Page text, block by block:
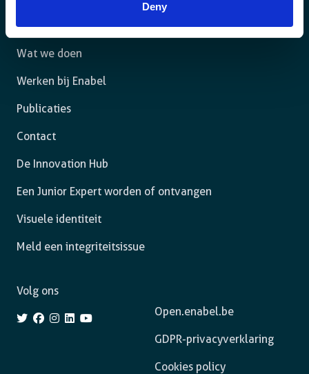
Deny
Het agentschap
Wat we doen
Werken bij Enabel
Publicaties
Contact
De Innovation Hub
Een Junior Expert worden of ontvangen
Visuele identiteit
Meld een integriteitsissue
Open.enabel.be
GDPR-privacyverklaring
Cookies policy
Volg ons